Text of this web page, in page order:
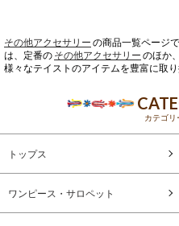
その他アクセサリー の商品一覧ページ
は、定番の その他アクセサリー のほか
様々なテイストのアイテムを豊富に取り
カテゴリ
トップス
ワンピース・サロペット